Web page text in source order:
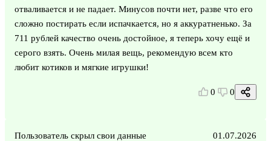
отваливается и не падает. Минусов почти нет, разве что его
сложно постирать если испачкается, но я аккуратненько. За
711 рублей качество очень достойное, я теперь хочу ещё и
серого взять. Очень милая вещь, рекомендую всем кто
любит котиков и мягкие игрушки!
0 0
Пользователь скрыл свои данные 01.07.2026